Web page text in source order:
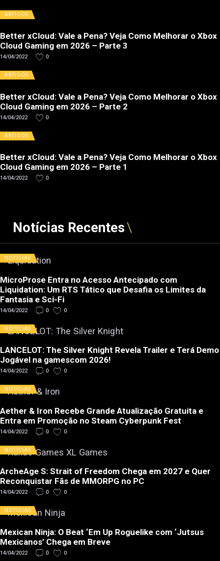
ARTIGOS
Better xCloud: Vale a Pena? Veja Como Melhorar o Xbox
Cloud Gaming em 2026 – Parte 3
14/04/2022 0
ARTIGOS
Better xCloud: Vale a Pena? Veja Como Melhorar o Xbox
Cloud Gaming em 2026 – Parte 2
14/04/2022 0
ARTIGOS
Better xCloud: Vale a Pena? Veja Como Melhorar o Xbox
Cloud Gaming em 2026 – Parte 1
14/04/2022 0
Notícias Recentes
NOTÍCIAS
MicroProse Entra no Acesso Antecipado com
Liquidation: Um RTS Tático que Desafia os Limites da
Fantasia e Sci-Fi
14/04/2022 0 0
NOTÍCIAS
LANCELOT: The Silver Knight Revela Trailer e Terá Demo
Jogável na gamescom 2026!
14/04/2022 0 0
NOTÍCIAS
Aether & Iron Recebe Grande Atualização Gratuita e
Entra em Promoção no Steam Cyberpunk Fest
14/04/2022 0 0
NOTÍCIAS
ArcheAge S: Strait of Freedom Chega em 2027 e Quer
Reconquistar Fãs de MMORPG no PC
14/04/2022 0 0
NOTÍCIAS
Mexican Ninja: O Beat ‘Em Up Roguelike com ‘Jutsus
Mexicanos’ Chega em Breve
14/04/2022 0 0